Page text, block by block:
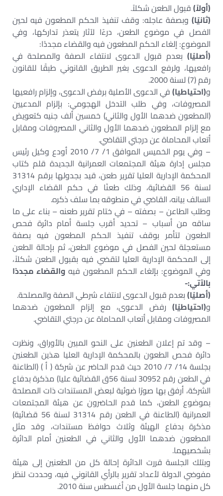
(أولاً)قبول الطعن شكلاً.
(ثانيًا) وبصفة عاجله: وقف تنفيذ الحكم المطعون فيه لحين
الفصل في موضوع الطعن، درءًا لآثار يتعذر تداركها، وفي
الموضوع: إلغاء الحكم المطعون فيه والقضاء مجددًا:
(أصليًا) بعدم قبول الدعوى لانتفاء الصفة والمصلحة في
رافعيها، ولرفع الدعوى بغير الطريق القانوني طبقًا للقانون
رقم (7) لسنة 2000.
و(احتياطيا)في الدعوى الأصلية برفض الدعوى، وإلزام رافعيها
المصروفات، وفي طلب التدخل الهجومي: بإلزام المدعيين
(المطعون ضدهما الأول والثاني) خمسين ألف جنيه كتعويض
مع إلزام المطعون ضدهما الأول والثاني المصروفات ومقابل
أتعاب المحاماة عن درجتي التقاضي.
– وفي يوم الخميس الموافق 1/ 7/ 2010 أودع وكيل رئيس
مجلس إدارة هيئة المجتمعات العمرانية الجديدة قلم كتاب
المحكمة الإدارية العليا تقرير طعن، قيد بجدولها برقم 31314
لسنة 56 القضائية، وذلك طعنًا في حكم القضاء الإداري
السالف بيانه، القاضي في منطوقه بما سلف ذكره.
وطلب الطاعن – بصفته – في ختام تقرير طعنه – بناء على ما
ساقه من أسباب – تحديد أقرب جلسة أمام دائرة فحص
الطعون لتأمر بوقف تنفيذ الحكم المطعون فيه بصفة
مستعجلة لحين الفصل في موضوع الطعن، ثم بإحالة الطعن
إلى المحكمة الإدارية العليا لتقضي فيه بقبول الطعن شكلاً،
وفي الموضوع: بإلغاء الحكم المطعون فيه والقضاء مجددًا
بالآتي:-
(أصليًا)بعدم قبول الدعوى لانتفاء شرطي الصفة والمصلحة.
و(احتياطيًا) رفض الدعوى، مع إلزام المطعون ضدهما
المصروفات ومقابل أتعاب المحاماة عن درجتي التقاضي.
– وقد تم إعلان الطعنين على النحو المبين بالأوراق، ونظرت
دائرة فحص الطعون بالمحكمة الإدارية العليا هذين الطعنين
بجلسة 14/ 7/ 2010 حيث قدم الحاضر عن شركة ( أ ) (الطاعنة
في الطعن رقم 30952 لسنة 56ق القضائية عليا) مذكرة بدفاع
الشركة، أرفق بها صورًا ضوئية لبعض المستندات ذات المصلحة
بموضوع الطعن، كما قدم الحاضرون عن هيئة المجتمعات
العمرانية (الطاعنة في الطعن رقم 31314 لسنة 56 قضائية)
مذكرة بدفاع الهيئة وثلاث حوافظ مستندات، وقد مثل
المطعون ضدهما الأول والثاني في الطعنين أمام الدائرة
بشخصيهما.
وبتلك الجلسة قررت الدائرة إحالة كل من الطعنين إلى هيئة
مفوضي الدولة لأعداد تقرير بالرأي القانوني فيه، وحددت لنظر
كل منهما جلسة الأول من أغسطس سنة 2010.